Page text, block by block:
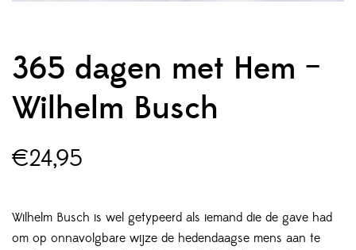
365 dagen met Hem –
Wilhelm Busch
€24,95
Wilhelm Busch is wel getypeerd als iemand die de gave had
om op onnavolgbare wijze de hedendaagse mens aan te